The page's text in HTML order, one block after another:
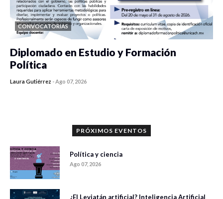
CONVOCATORIAS
Diplomado en Estudio y Formación
Política
Laura Gutiérrez -Ago 07, 2026
PRÓXIMOS EVENTOS
Política y ciencia
Ago 07, 2026
¿El Leviatán artificial? Inteligencia Artificial